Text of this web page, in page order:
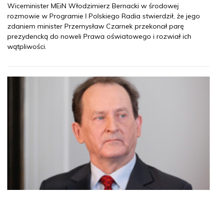
Wiceminister MEiN Włodzimierz Bernacki w środowej
rozmowie w Programie I Polskiego Radia stwierdził, że jego
zdaniem minister Przemysław Czarnek przekonał parę
prezydencką do noweli Prawa oświatowego i rozwiał ich
wątpliwości.